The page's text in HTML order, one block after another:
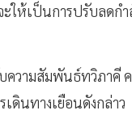
ห้เป็นการปรับลดกำ
วามสัมพันธ์ทวิภาคี ค
เดินทางเยือนดังกล่าว